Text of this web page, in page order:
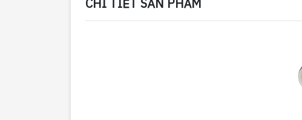
CHI TIẾT SẢN PHẨM